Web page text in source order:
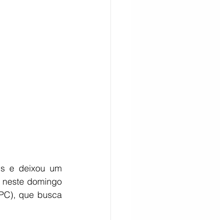
e deixou um
domingo
que busca